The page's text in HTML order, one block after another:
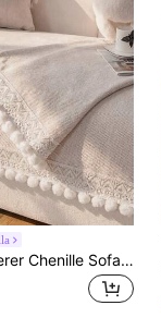
1 Stück bequerer Chenille Sofakissenbezug, ganzjährig universeller Sofasitzschutz, modern minimalistischer rutschfester Sofapolster, staubdicht und leicht zu reinigen, weich und farbbeständig, tierfreundlich, passend für Schlafzimmer, Büro, Wohnzimmer Kombinationsmöbel, L-förmiges Sofa und 1/2/3/4-Sitzer Sofa